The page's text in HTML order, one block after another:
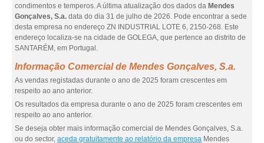
condimentos e temperos. A última atualização dos dados da Mendes
Gonçalves, S.a. data do dia 31 de julho de 2026. Pode encontrar a sede
desta empresa no endereço ZN INDUSTRIAL LOTE 6, 2150-268. Este
endereço localiza-se na cidade de GOLEGA, que pertence ao distrito de
SANTARÉM, em Portugal.
Informação Comercial de Mendes Gonçalves, S.a.
As vendas registadas durante o ano de 2025 foram crescentes em
respeito ao ano anterior.
Os resultados da empresa durante o ano de 2025 foram crescentes em
respeito ao ano anterior.
Se deseja obter mais informação comercial de Mendes Gonçalves, S.a.
ou do sector, aceda gratuitamente ao relatório da empresa Mendes